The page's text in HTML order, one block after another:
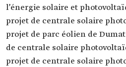
l’énergie solaire et
projet de centrale solaire
projet de parc éolien de
de centrale solaire
projet de centrale solaire